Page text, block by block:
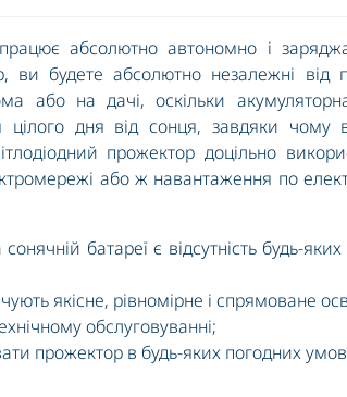
абсолютно автономно і
ви будете абсолютно незалежні від
або на дачі, оскільки
цілого дня від сонця, завдяки чому
прожектор доцільно
або ж навантаження по
батареї є відсутність будь-
якісне, рівномірне і спрямоване
обслуговуванні;
прожектор в будь-яких погодних